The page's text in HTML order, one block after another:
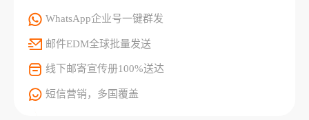
WhatsApp企业号一键群发
邮件EDM全球批量发送
线下邮寄宣传册100%送达
短信营销，多国覆盖